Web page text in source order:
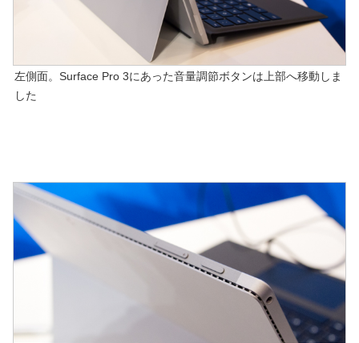
左側面。Surface Pro 3にあった音量調節ボタンは上部へ移動しま
した